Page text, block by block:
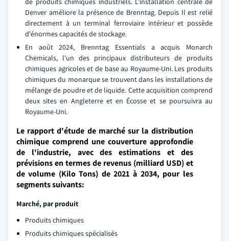
Denver améliore la présence de Brenntag. Depuis Il est relié
directement à un terminal ferroviaire intérieur et possède
d'énormes capacités de stockage.
En août 2024, Brenntag Essentials a acquis Monarch
Chemicals, l'un des principaux distributeurs de produits
chimiques agricoles et de base au Royaume-Uni. Les produits
chimiques du monarque se trouvent dans les installations de
mélange de poudre et de liquide. Cette acquisition comprend
deux sites en Angleterre et en Écosse et se poursuivra au
Royaume-Uni.
Le rapport d'étude de marché sur la distribution
chimique comprend une couverture approfondie
de l'industrie, avec des estimations et des
prévisions en termes de revenus (milliard USD) et
de volume (Kilo Tons) de 2021 à 2034, pour les
segments suivants:
Marché, par produit
Produits chimiques
Produits chimiques spécialisés